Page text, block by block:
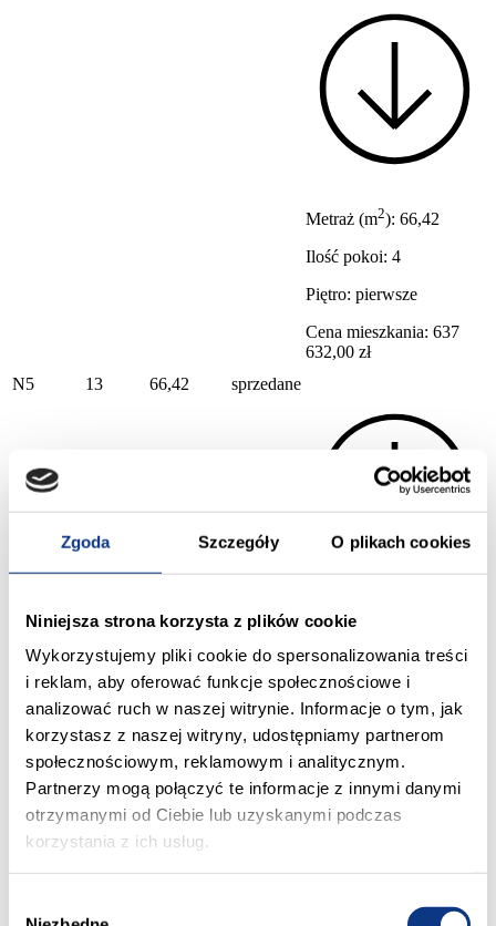
Zgoda Szczegóły O plikach cookies
Niniejsza strona korzysta z plików cookie
Wykorzystujemy pliki cookie do spersonalizowania treści
i reklam, aby oferować funkcje społecznościowe i
analizować ruch w naszej witrynie. Informacje o tym, jak
korzystasz z naszej witryny, udostępniamy partnerom
społecznościowym, reklamowym i analitycznym.
Partnerzy mogą połączyć te informacje z innymi danymi
otrzymanymi od Ciebie lub uzyskanymi podczas
korzystania z ich usług.
N5 13 66,42 sprzedane
Metraż (m2): 66,42
Ilość pokoi: 4
Piętro: pierwsze
Cena mieszkania: 637
632,00 zł
N5 14 50,67 sprzedane
Metraż (m
Ilość pokoi: 3
Piętro: pierwsze
Cena mieszkania: 486
432,00 zł